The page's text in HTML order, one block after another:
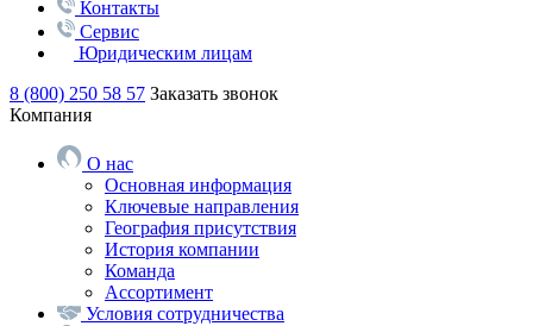
Контакты
Сервис
Юридическим лицам
8 (800) 250 58 57 Заказать звонок
Компания
О нас
Основная информация
Ключевые направления
География присутствия
История компании
Команда
Ассортимент
Условия сотрудничества